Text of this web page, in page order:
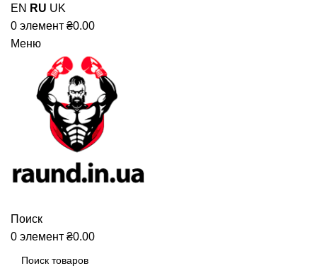
EN RU UK
0 элемент ₴0.00
Меню
Поиск
0 элемент ₴0.00